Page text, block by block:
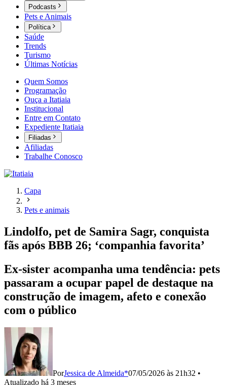
Podcasts
Pets e Animais
Política
Saúde
Trends
Turismo
Últimas Notícias
Quem Somos
Programação
Ouça a Itatiaia
Institucional
Entre em Contato
Expediente Itatiaia
Filiadas
Afiliadas
Trabalhe Conosco
Capa
Pets e animais
Lindolfo, pet de Samira Sagr, conquista
fãs após BBB 26; ‘companhia favorita’
Ex-sister acompanha uma tendência: pets
passaram a ocupar papel de destaque na
construção de imagem, afeto e conexão
com o público
PorJessica de Almeida*07/05/2026 às 21h32 •
Atualizado há 3 meses